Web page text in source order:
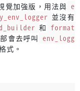
覺加強版，用法與 e
並沒有
和 format
會去呼叫 env_logg
式。